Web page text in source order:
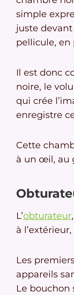
simple
juste
pellicule,
Il est donc
noire, le
qui crée
enregistre
Cette
à un œil, au
L’obturateur
à
Les
appareils
Le bouchon